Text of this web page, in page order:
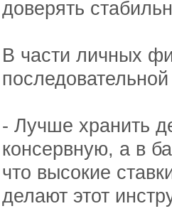
доверять
В части личных
последовательной
- Лучше хранить
консервную, а в
что высокие
делают этот